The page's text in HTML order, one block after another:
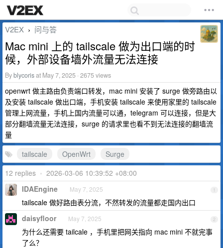
V2EX › 问与答
Mac mini 上的 tailscale 做为出口端的时
候，外部设备墙外流量无法连接
Byblycorisat May 7, 2025 · 2675 views
openwrt 做主路由负责端口转发，mac mini 安装了 surge 做旁路由以
及安装 tailscale 做出口端，手机安装 tailscale 来使用家里的 tailscale
管理上网流量，手机上国内流量可以通，telegram 可以连接，但是大
部分翻墙流量无法连接，surge 的请求里也看不到无法连接的翻墙流
量
tailscale
OpenWrt
Surge
12 replies • 2026-03-06 10:39:52 +08:00
1
IDAEngine May 7, 2025
tailscale 做好路由表分流，不然转发的流量都走国内出口
2
daisyfloor May 7, 2025
为什么还需要 tailcale ，手机里把网关指向 mac mini 不就完事
了么？